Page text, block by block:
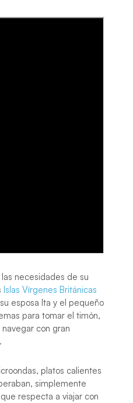
necesidades de su
Islas Vírgenes Británicas
esposa Ita y el pequeño
para tomar el timón,
con gran
platos calientes
simplemente
respecta a viajar con